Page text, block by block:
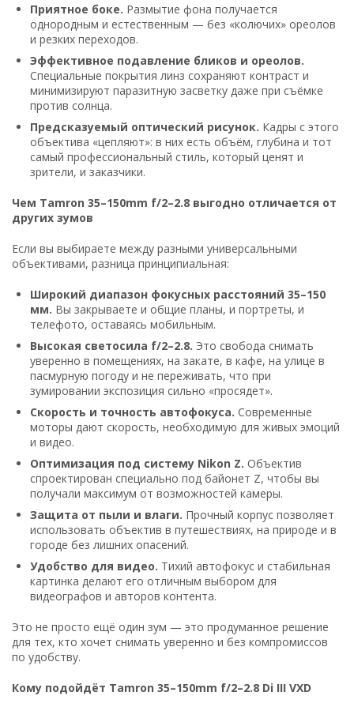
Приятное боке. Размытие фона получается
однородным и естественным — без «колючих» ореолов
и резких переходов.
Эффективное подавление бликов и ореолов.
Специальные покрытия линз сохраняют контраст и
минимизируют паразитную засветку даже при съёмке
против солнца.
Предсказуемый оптический рисунок. Кадры с этого
объектива «цепляют»: в них есть объём, глубина и тот
самый профессиональный стиль, который ценят и
зрители, и заказчики.
Чем Tamron 35–150mm f/2–2.8 выгодно отличается от
других зумов
Если вы выбираете между разными универсальными
объективами, разница принципиальная:
Широкий диапазон фокусных расстояний 35–150
мм. Вы закрываете и общие планы, и портреты, и
телефото, оставаясь мобильным.
Высокая светосила f/2–2.8. Это свобода снимать
уверенно в помещениях, на закате, в кафе, на улице в
пасмурную погоду и не переживать, что при
зумировании экспозиция сильно «просядет».
Скорость и точность автофокуса. Современные
моторы дают скорость, необходимую для живых эмоций
и видео.
Оптимизация под систему Nikon Z. Объектив
спроектирован специально под байонет Z, чтобы вы
получали максимум от возможностей камеры.
Защита от пыли и влаги. Прочный корпус позволяет
использовать объектив в путешествиях, на природе и в
городе без лишних опасений.
Удобство для видео. Тихий автофокус и стабильная
картинка делают его отличным выбором для
видеографов и авторов контента.
Это не просто ещё один зум — это продуманное решение
для тех, кто хочет снимать уверенно и без компромиссов
по удобству.
Кому подойдёт Tamron 35–150mm f/2–2.8 Di III VXD